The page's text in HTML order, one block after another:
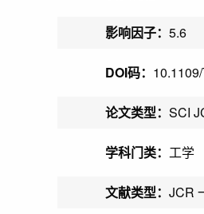
影响因子： 5.6
DOI码：
论文类型： SCI
学科门类： 工学
文献类型： JCR